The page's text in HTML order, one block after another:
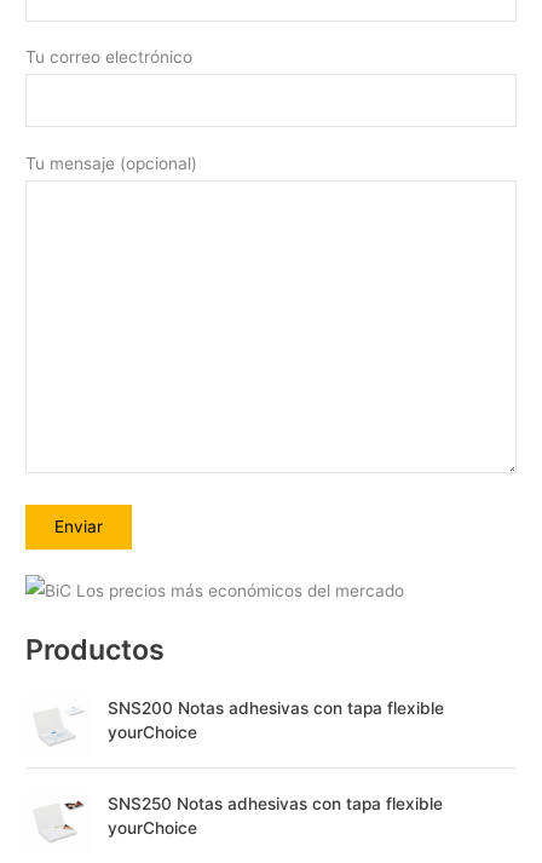
Tu correo electrónico
Tu mensaje (opcional)
A
t
Productos
SNS200 Notas adhesivas con tapa flexible
yourChoice
SNS250 Notas adhesivas con tapa flexible
yourChoice